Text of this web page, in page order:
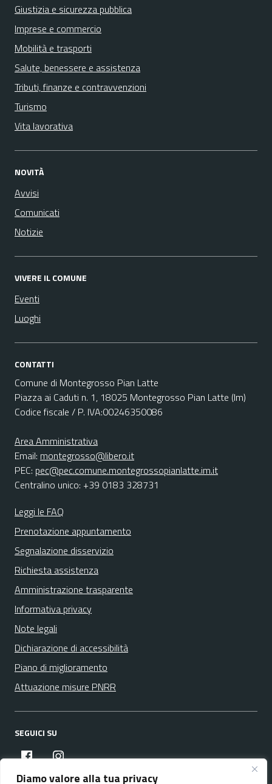
Diamo valore alla tua privacy
Giustizia e sicurezza pubblica
Imprese e commercio
Mobilità e trasporti
Salute, benessere e assistenza
Tributi, finanze e contravvenzioni
Turismo
Vita lavorativa
NOVITÀ
Avvisi
Comunicati
Notizie
VIVERE IL COMUNE
Eventi
Luoghi
CONTATTI
Comune di Montegrosso Pian Latte
Piazza ai Caduti n. 1, 18025 Montegrosso Pian Latte (Im)
Codice fiscale / P. IVA:00246350086
Area Amministrativa
Email: montegrosso@libero.it
PEC: pec@pec.comune.montegrossopianlatte.im.it
Centralino unico: +39 0183 328731
Leggi le FAQ
Prenotazione appuntamento
Segnalazione disservizio
Richiesta assistenza
Amministrazione trasparente
Informativa privacy
Note legali
Dichiarazione di accessibilità
Piano di miglioramento
Attuazione misure PNRR
SEGUICI SU
facebookinstagram